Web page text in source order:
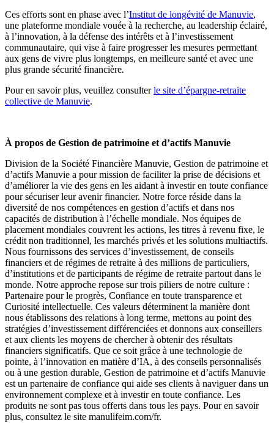
Ces efforts sont en phase avec l’Institut de longévité de Manuvie,
une plateforme mondiale vouée à la recherche, au leadership éclairé,
à l’innovation, à la défense des intérêts et à l’investissement
communautaire, qui vise à faire progresser les mesures permettant
aux gens de vivre plus longtemps, en meilleure santé et avec une
plus grande sécurité financière.
Pour en savoir plus, veuillez consulterle site d’épargne-retraite
collective de Manuvie.
À propos de Gestion de patrimoine et d’actifs Manuvie
Division de la Société Financière Manuvie, Gestion de patrimoine et
d’actifs Manuvie a pour mission de faciliter la prise de décisions et
d’améliorer la vie des gens en les aidant à investir en toute confiance
pour sécuriser leur avenir financier. Notre force réside dans la
diversité de nos compétences en gestion d’actifs et dans nos
capacités de distribution à l’échelle mondiale. Nos équipes de
placement mondiales couvrent les actions, les titres à revenu fixe, le
crédit non traditionnel, les marchés privés et les solutions multiactifs.
Nous fournissons des services d’investissement, de conseils
financiers et de régimes de retraite à des millions de particuliers,
d’institutions et de participants de régime de retraite partout dans le
monde. Notre approche repose sur trois piliers de notre culture :
Partenaire pour le progrès, Confiance en toute transparence et
Curiosité intellectuelle. Ces valeurs déterminent la manière dont
nous établissons des relations à long terme, mettons au point des
stratégies d’investissement différenciées et donnons aux conseillers
et aux clients les moyens de chercher à obtenir des résultats
financiers significatifs. Que ce soit grâce à une technologie de
pointe, à l’innovation en matière d’IA, à des conseils personnalisés
ou à une gestion durable, Gestion de patrimoine et d’actifs Manuvie
est un partenaire de confiance qui aide ses clients à naviguer dans un
environnement complexe et à investir en toute confiance. Les
produits ne sont pas tous offerts dans tous les pays. Pour en savoir
plus, consultez le site manulifeim.com/fr.